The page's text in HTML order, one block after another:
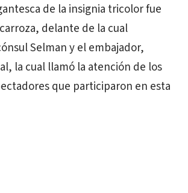
de la insignia tricolor fue
delante de la cual
Selman y el embajador,
la cual llamó la atención de los
que participaron en esta